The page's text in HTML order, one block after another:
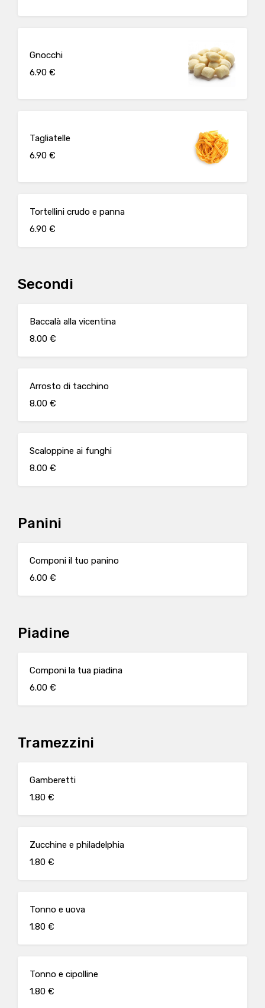
Gnocchi
6.90 €
Tagliatelle
6.90 €
Tortellini crudo e panna
6.90 €
Secondi
Baccalà alla vicentina
8.00 €
Arrosto di tacchino
8.00 €
Scaloppine ai funghi
8.00 €
Panini
Componi il tuo panino
6.00 €
Piadine
Componi la tua piadina
6.00 €
Tramezzini
Gamberetti
1.80 €
Zucchine e philadelphia
1.80 €
Tonno e uova
1.80 €
Tonno e cipolline
1.80 €